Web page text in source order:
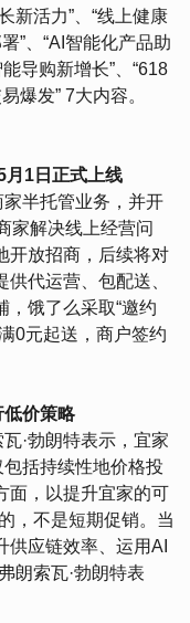
新活力”、“线上健康
”、“AI智能化产品助
导购新增长”、“618
爆发” 7大内容。
月1日正式上线
半托管业务，并开
家解决线上经营问
开放招商，后续将对
代运营、包配送、
，饿了么采取“邀约
0元起送，商户签约
低价策略
·勃朗特表示，宜家
括持续性地价格投
面，以提升宜家的可
，不是短期促销。当
应链效率、运用AI
朗索瓦·勃朗特表